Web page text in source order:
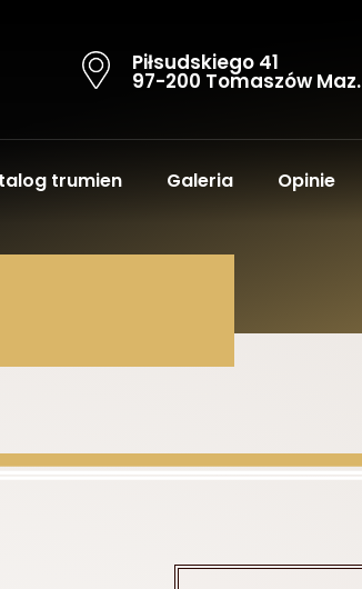
Piłsudskiego 41
97-200 Tomaszów Maz.
trumien Galeria Opinie